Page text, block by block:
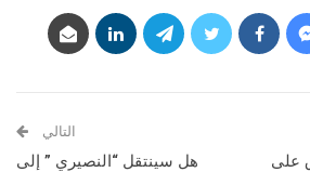
على
التالي
هل سينتقل “النصيري ” إلى